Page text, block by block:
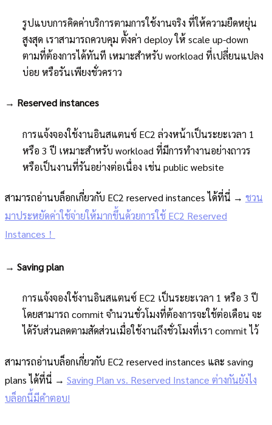
รูปแบบการคิดค่าบริการตามการใช้งานจริง ที่ให้ความยืดหยุ่น
สูงสุด เราสามารถควบคุม ตั้งค่า deploy ให้ scale up-down
ตามที่ต้องการได้ทันที เหมาะสำหรับ workload ที่เปลี่ยนแปลง
บ่อย หรือรันเพียงชั่วคราว
→ Reserved instances
การแจ้งจองใช้งานอินสแตนซ์ EC2 ล่วงหน้าเป็นระยะเวลา 1
หรือ 3 ปี เหมาะสำหรับ workload ที่มีการทำงานอย่างถาวร
หรือเป็นงานที่รันอย่างต่อเนื่อง เช่น public website
สามารถอ่านบล็อกเกี่ยวกับ EC2 reserved instances ได้ที่นี่ → ชวน
มาประหยัดค่าใช้จ่ายให้มากขึ้นด้วยการใช้ EC2 Reserved
Instances！
→ Saving plan
การแจ้งจองใช้งานอินสแตนซ์ EC2 เป็นระยะเวลา 1 หรือ 3 ปี
โดยสามารถ commit จำนวนชั่วโมงที่ต้องการจะใช้ต่อเดือน จะ
ได้รับส่วนลดตามสัดส่วนเมื่อใช้งานถึงชั่วโมงที่เรา commit ไว้
สามารถอ่านบล็อกเกี่ยวกับ EC2 reserved instances และ saving
plans ได้ที่นี่ → Saving Plan vs. Reserved Instance ต่างกันยังไง
บล็อกนี้มีคำตอบ!